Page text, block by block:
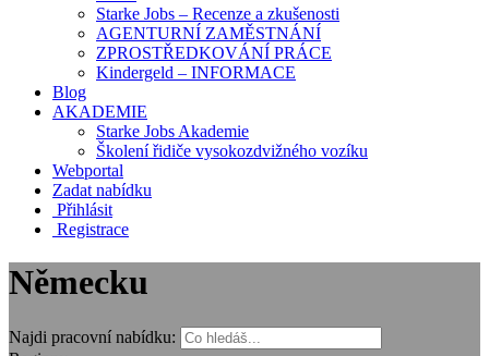
Starke Jobs – Recenze a zkušenosti
AGENTURNÍ ZAMĚSTNÁNÍ
ZPROSTŘEDKOVÁNÍ PRÁCE
Kindergeld – INFORMACE
Blog
AKADEMIE
Starke Jobs Akademie
Školení řidiče vysokozdvižného vozíku
Webportal
Zadat nabídku
Přihlásit
Registrace
Německu
Najdi pracovní nabídku: